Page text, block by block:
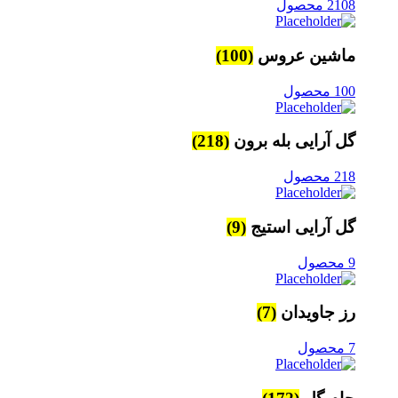
2108 محصول
ماشین عروس (100)
100 محصول
گل آرایی بله برون (218)
218 محصول
گل آرایی استیج (9)
9 محصول
رز جاویدان (7)
7 محصول